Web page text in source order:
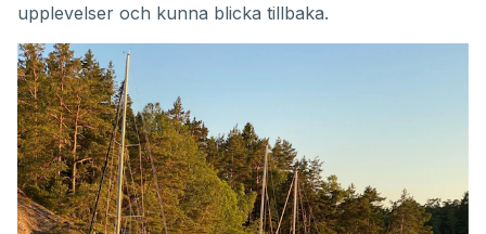
upplevelser och kunna blicka tillbaka.